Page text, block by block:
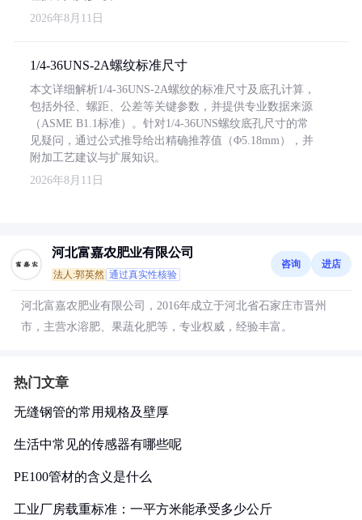
2026年8月11日
1/4-36UNS-2A螺纹标准尺寸
本文详细解析1/4-36UNS-2A螺纹的标准尺寸及底孔计算，
包括外径、螺距、公差等关键参数，并提供专业数据来源
（ASME B1.1标准）。针对1/4-36UNS螺纹底孔尺寸的常
见疑问，通过公式推导给出精确推荐值（Φ5.18mm），并
附加工艺建议与扩展知识。
2026年8月11日
河北富嘉农肥业有限公司
法人:郭英然 通过真实性核验
咨询 进店
河北富嘉农肥业有限公司，2016年成立于河北省石家庄市晋州
市，主营水溶肥、果蔬化肥等，专业权威，经验丰富。
热门文章
无缝钢管的常用规格及壁厚
生活中常见的传感器有哪些呢
PE100管材的含义是什么
工业厂房载重标准：一平方米能承受多少公斤